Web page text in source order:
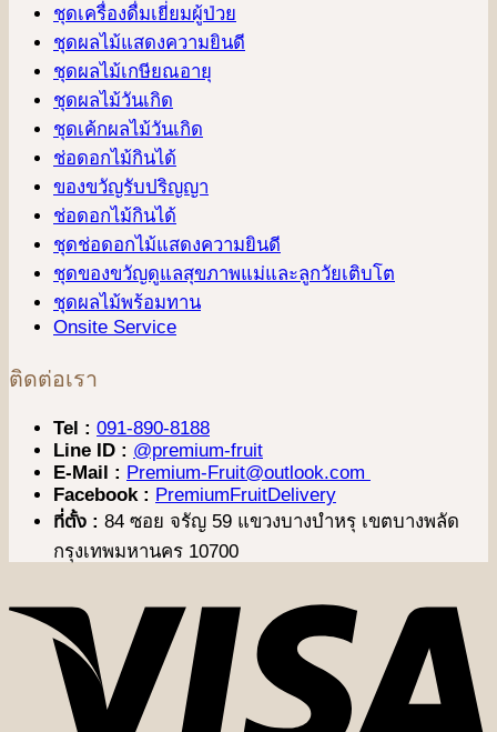
ชุดเครื่องดื่มเยี่ยมผู้ป่วย
ชุดผลไม้แสดงความยินดี
ชุดผลไม้เกษียณอายุ
ชุดผลไม้วันเกิด
ชุดเค้กผลไม้วันเกิด
ช่อดอกไม้กินได้
ของขวัญรับปริญญา
ช่อดอกไม้กินได้
ชุดช่อดอกไม้แสดงความยินดี
ชุดของขวัญดูแลสุขภาพแม่และลูกวัยเติบโต
ชุดผลไม้พร้อมทาน
Onsite Service
ติดต่อเรา
Tel : 091-890-8188
Line ID : @premium-fruit
E-Mail : Premium-Fruit@outlook.com
Facebook : PremiumFruitDelivery
ที่ตั้ง : 84 ซอย จรัญ 59 แขวงบางบำหรุ เขตบางพลัด
กรุงเทพมหานคร 10700